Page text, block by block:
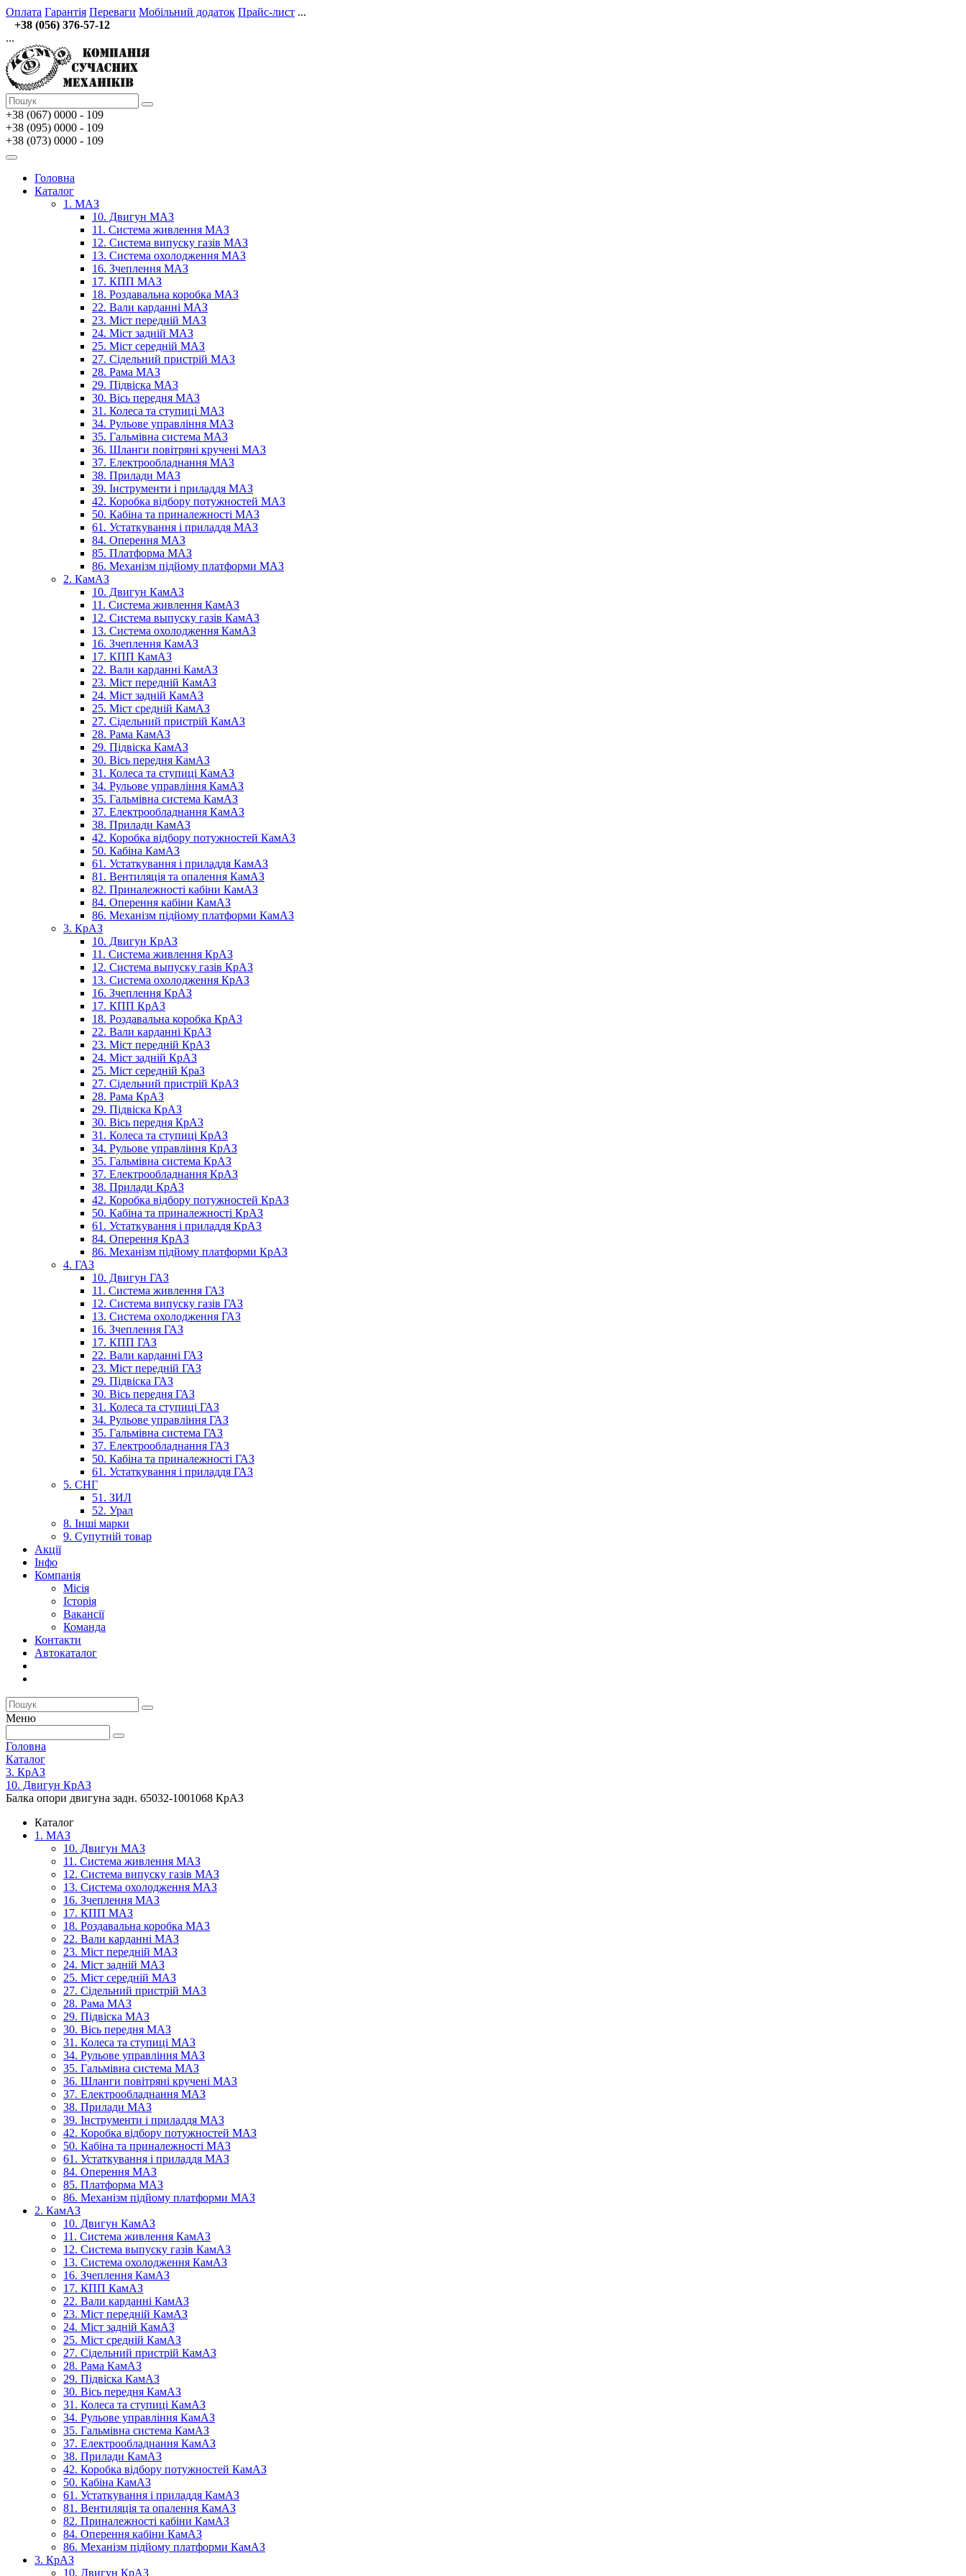
Оплата Гарантія Переваги Мобільний додаток Прайс-лист ...
+38 (056) 376-57-12
...
+38 (067) 0000 - 109
+38 (095) 0000 - 109
+38 (073) 0000 - 109
Головна
Каталог
1. МАЗ
10. Двигун МАЗ
11. Система живлення МАЗ
12. Система випуску газів МАЗ
13. Система охолодження МАЗ
16. Зчеплення МАЗ
17. КПП МАЗ
18. Роздавальна коробка МАЗ
22. Вали карданні МАЗ
23. Міст передній МАЗ
24. Міст задній МАЗ
25. Міст середній МАЗ
27. Сідельний пристрій МАЗ
28. Рама МАЗ
29. Підвіска МАЗ
30. Вісь передня МАЗ
31. Колеса та ступиці МАЗ
34. Рульове управління МАЗ
35. Гальмівна система МАЗ
36. Шланги повітряні кручені МАЗ
37. Електрообладнання МАЗ
38. Прилади МАЗ
39. Інструменти і приладдя МАЗ
42. Коробка відбору потужностей МАЗ
50. Кабіна та приналежності МАЗ
61. Устаткування і приладдя МАЗ
84. Оперення МАЗ
85. Платформа МАЗ
86. Механізм підйому платформи МАЗ
2. КамАЗ
10. Двигун КамАЗ
11. Система живлення КамАЗ
12. Система выпуску газів КамАЗ
13. Система охолодження КамАЗ
16. Зчеплення КамАЗ
17. КПП КамАЗ
22. Вали карданні КамАЗ
23. Міст передній КамАЗ
24. Міст задній КамАЗ
25. Міст средній КамАЗ
27. Сідельний пристрій КамАЗ
28. Рама КамАЗ
29. Підвіска КамАЗ
30. Вісь передня КамАЗ
31. Колеса та ступиці КамАЗ
34. Рульове управління КамАЗ
35. Гальмівна система КамАЗ
37. Електрообладнання КамАЗ
38. Прилади КамАЗ
42. Коробка відбору потужностей КамАЗ
50. Кабіна КамАЗ
61. Устаткування і приладдя КамАЗ
81. Вентиляція та опалення КамАЗ
82. Приналежності кабіни КамАЗ
84. Оперення кабіни КамАЗ
86. Механізм підйому платформи КамАЗ
3. КрАЗ
10. Двигун КрАЗ
11. Система живлення КрАЗ
12. Система выпуску газів КрАЗ
13. Система охолодження КрАЗ
16. Зчеплення КрАЗ
17. КПП КрАЗ
18. Роздавальна коробка КрАЗ
22. Вали карданні КрАЗ
23. Міст передній КрАЗ
24. Міст задній КрАЗ
25. Міст середній КраЗ
27. Сідельний пристрій КрАЗ
28. Рама КрАЗ
29. Підвіска КрАЗ
30. Вісь передня КрАЗ
31. Колеса та ступиці КрАЗ
34. Рульове управління КрАЗ
35. Гальмівна система КрАЗ
37. Електрообладнання КрАЗ
38. Прилади КрАЗ
42. Коробка відбору потужностей КрАЗ
50. Кабіна та приналежності КрАЗ
61. Устаткування і приладдя КрАЗ
84. Оперення КрАЗ
86. Механізм підйому платформи КрАЗ
4. ГАЗ
10. Двигун ГАЗ
11. Система живлення ГАЗ
12. Система випуску газів ГАЗ
13. Система охолодження ГАЗ
16. Зчеплення ГАЗ
17. КПП ГАЗ
22. Вали карданні ГАЗ
23. Міст передній ГАЗ
29. Підвіска ГАЗ
30. Вісь передня ГАЗ
31. Колеса та ступиці ГАЗ
34. Рульове управління ГАЗ
35. Гальмівна система ГАЗ
37. Електрообладнання ГАЗ
50. Кабіна та приналежності ГАЗ
61. Устаткування і приладдя ГАЗ
5. СНГ
51. ЗИЛ
52. Урал
8. Інші марки
9. Супутній товар
Акції
Інфо
Компанія
Місія
Історія
Вакансії
Команда
Контакти
Автокаталог
Меню
Головна
Каталог
3. КрАЗ
10. Двигун КрАЗ
Балка опори двигуна задн. 65032-1001068 КрАЗ
Каталог
1. МАЗ
10. Двигун МАЗ
11. Система живлення МАЗ
12. Система випуску газів МАЗ
13. Система охолодження МАЗ
16. Зчеплення МАЗ
17. КПП МАЗ
18. Роздавальна коробка МАЗ
22. Вали карданні МАЗ
23. Міст передній МАЗ
24. Міст задній МАЗ
25. Міст середній МАЗ
27. Сідельний пристрій МАЗ
28. Рама МАЗ
29. Підвіска МАЗ
30. Вісь передня МАЗ
31. Колеса та ступиці МАЗ
34. Рульове управління МАЗ
35. Гальмівна система МАЗ
36. Шланги повітряні кручені МАЗ
37. Електрообладнання МАЗ
38. Прилади МАЗ
39. Інструменти і приладдя МАЗ
42. Коробка відбору потужностей МАЗ
50. Кабіна та приналежності МАЗ
61. Устаткування і приладдя МАЗ
84. Оперення МАЗ
85. Платформа МАЗ
86. Механізм підйому платформи МАЗ
2. КамАЗ
10. Двигун КамАЗ
11. Система живлення КамАЗ
12. Система выпуску газів КамАЗ
13. Система охолодження КамАЗ
16. Зчеплення КамАЗ
17. КПП КамАЗ
22. Вали карданні КамАЗ
23. Міст передній КамАЗ
24. Міст задній КамАЗ
25. Міст средній КамАЗ
27. Сідельний пристрій КамАЗ
28. Рама КамАЗ
29. Підвіска КамАЗ
30. Вісь передня КамАЗ
31. Колеса та ступиці КамАЗ
34. Рульове управління КамАЗ
35. Гальмівна система КамАЗ
37. Електрообладнання КамАЗ
38. Прилади КамАЗ
42. Коробка відбору потужностей КамАЗ
50. Кабіна КамАЗ
61. Устаткування і приладдя КамАЗ
81. Вентиляція та опалення КамАЗ
82. Приналежності кабіни КамАЗ
84. Оперення кабіни КамАЗ
86. Механізм підйому платформи КамАЗ
3. КрАЗ
10. Двигун КрАЗ